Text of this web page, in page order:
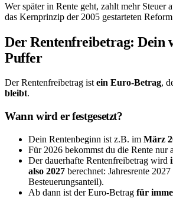
Wer später in Rente geht, zahlt mehr Steuer
das Kernprinzip der 2005 gestarteten
Der Rentenfreibetrag: Dein
Puffer
Der Rentenfreibetrag istein Euro-Betrag,
bleibt.
Wann wird er festgesetzt?
Dein Rentenbeginn ist z.B. im März
Für 2026 bekommst du die Rente nur
Der dauerhafte Rentenfreibetrag wird
also 2027 berechnet: Jahresrente
Besteuerungsanteil).
Ab dann ist der Euro-Betrag für